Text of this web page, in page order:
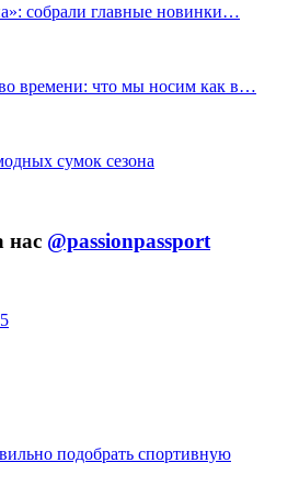
собрали главные новинки…
времени: что мы носим как в…
сумок сезона
нас @passionpassport
подобрать спортивную